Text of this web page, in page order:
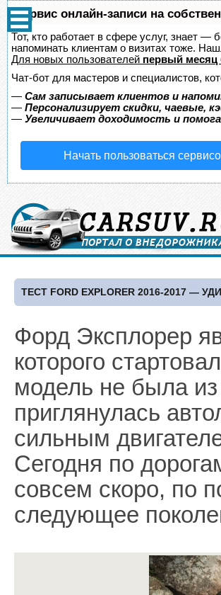
Сервис онлайн-записи на
Тот, кто работает в сфере услуг, знает —
напоминать клиентам о визитах тоже.
Для новых пользователей первый месяц
Чат-бот для мастеров и специалистов,
— Сам записывает клиентов и
— Персонализирует скидки, чаевые,
— Увеличивает доходимость и
Начать пользоваться
ТЕСТ FORD EXPLORER 2016-2017 —
Форд Эксплорер
которого
модель не была
приглянулась
сильным
Сегодня по
совсем скоро, по
следующее